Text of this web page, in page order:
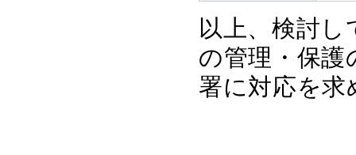
以上、検討
の管理・保護
署に対応を